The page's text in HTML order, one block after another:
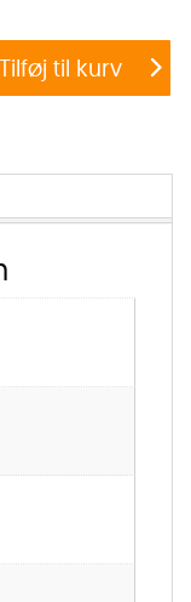
Tilføj til kurv